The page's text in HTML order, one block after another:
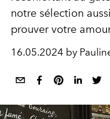
notre sélection
prouver votre
16.05.2024 by